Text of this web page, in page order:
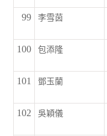
99 李雪茵
100 包添隆
101 鄧玉蘭
102 吳穎儀